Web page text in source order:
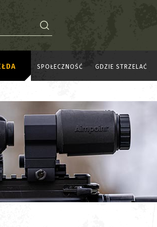
SPOŁECZNOŚĆ GDZIE STRZELAĆ